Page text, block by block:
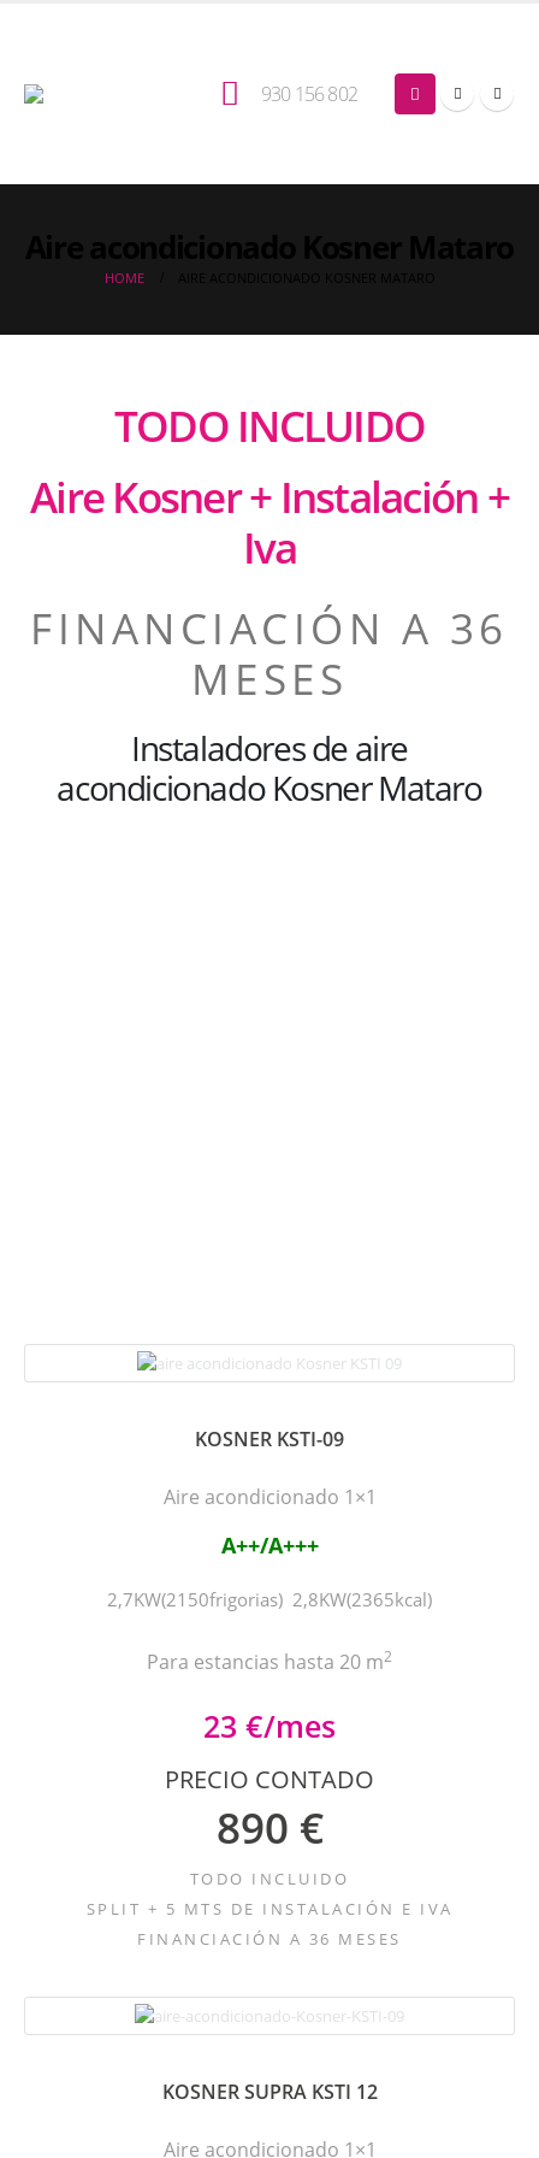
930 156 802
HOME
TODO INCLUIDO
Aire Kosner + Instalación +
Iva
FINANCIACIÓN A 36
MESES
Instaladores de aire
acondicionado Kosner Mataro
KOSNER KSTI-09
Aire acondicionado 1×1
A++/A+++
2,7KW(2150frigorias) 2,8KW(2365kcal)
Para estancias hasta 20 m2
23 €/mes
PRECIO CONTADO
890 €
TODO INCLUIDO
SPLIT + 5 MTS DE INSTALACIÓN E IVA
FINANCIACIÓN A 36 MESES
KOSNER SUPRA KSTI 12
Aire acondicionado 1×1